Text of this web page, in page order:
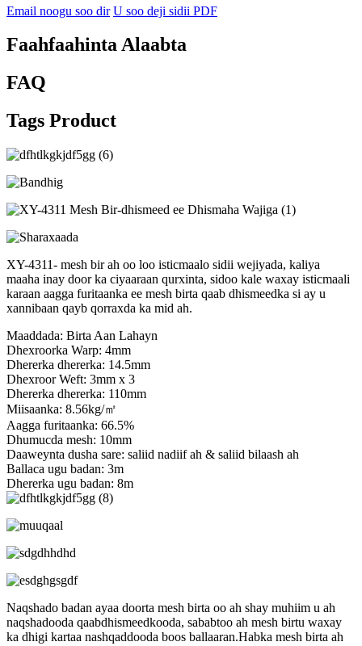
Email noogu soo dir U soo deji sidii PDF
Faahfaahinta Alaabta
FAQ
Tags Product
XY-4311- mesh bir ah oo loo isticmaalo sidii wejiyada, kaliya
maaha inay door ka ciyaaraan qurxinta, sidoo kale waxay isticmaali
karaan aagga furitaanka ee mesh birta qaab dhismeedka si ay u
xannibaan qayb qorraxda ka mid ah.
Maaddada: Birta Aan Lahayn
Dhexroorka Warp: 4mm
Dhererka dhererka: 14.5mm
Dhexroor Weft: 3mm x 3
Dhererka dhererka: 110mm
Miisaanka: 8.56kg/㎡
Aagga furitaanka: 66.5%
Dhumucda mesh: 10mm
Daaweynta dusha sare: saliid nadiif ah & saliid bilaash ah
Ballaca ugu badan: 3m
Dhererka ugu badan: 8m
Naqshado badan ayaa doorta mesh birta oo ah shay muhiim u ah
naqshadooda qaabdhismeedkooda, sababtoo ah mesh birtu waxay
ka dhigi kartaa nashqaddooda boos ballaaran.Habka mesh birta ah